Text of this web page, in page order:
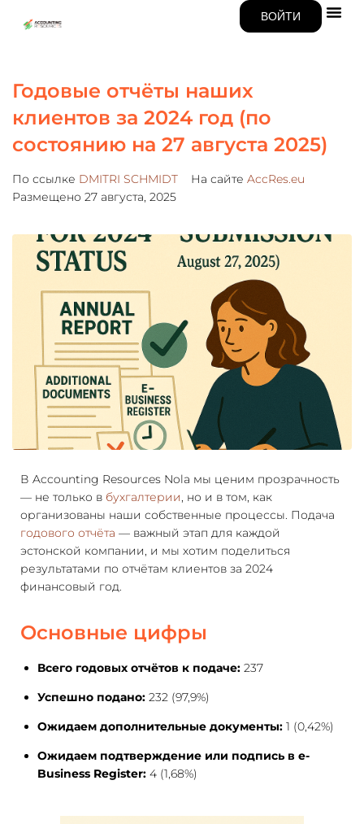
ВОЙТИ
Годовые отчёты наших
клиентов за 2024 год (по
состоянию на 27 августа 2025)
По ссылке DMITRI SCHMIDT На сайте AccRes.eu
Размещено 27 августа, 2025
В Accounting Resources Nola мы ценим прозрачность
— не только в бухгалтерии, но и в том, как
организованы наши собственные процессы. Подача
годового отчёта — важный этап для каждой
эстонской компании, и мы хотим поделиться
результатами по отчётам клиентов за 2024
финансовый год.
Основные цифры
Всего годовых отчётов к подаче: 237
Успешно подано: 232 (97,9%)
Ожидаем дополнительные документы: 1 (0,42%)
Ожидаем подтверждение или подпись в e-
Business Register: 4 (1,68%)